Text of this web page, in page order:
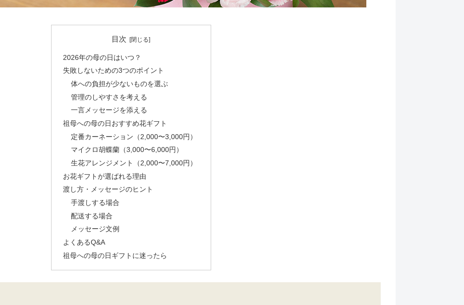
目次
2026年の母の日はいつ？
失敗しないための3つのポイント
体への負担が少ないものを選ぶ
管理のしやすさを考える
一言メッセージを添える
祖母への母の日おすすめ花ギフト
定番カーネーション（2,000〜3,000円）
マイクロ胡蝶蘭（3,000〜6,000円）
生花アレンジメント（2,000〜7,000円）
お花ギフトが選ばれる理由
渡し方・メッセージのヒント
手渡しする場合
配送する場合
メッセージ文例
よくあるQ&A
祖母への母の日ギフトに迷ったら